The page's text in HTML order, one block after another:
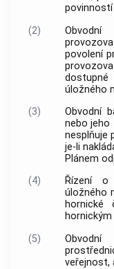
(2)
povolení
úložného
(3)
Obvodní
nebo jeho
nesplňuje
je-li
Plánem
(4)
Řízení o
úložného
hornické
(5)
veřejnost,